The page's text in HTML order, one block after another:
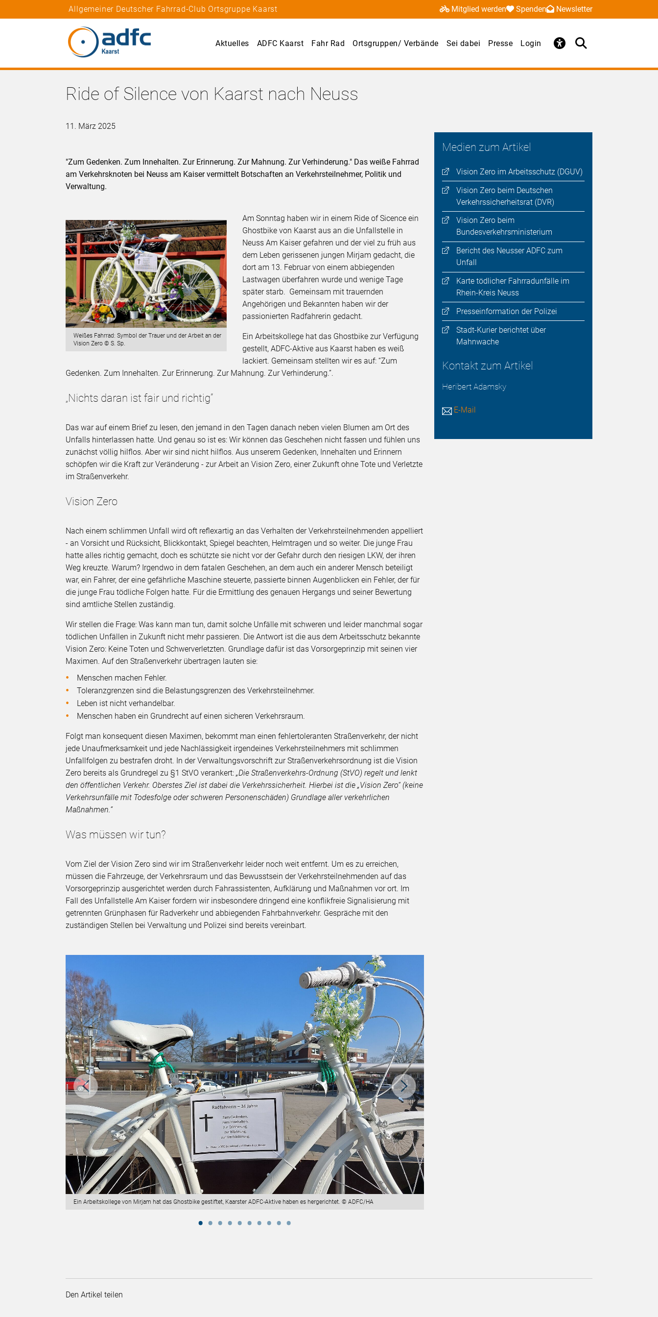
Allgemeiner Deutscher Fahrrad-Club Ortsgruppe Kaarst Mitglied werden Spenden Newsletter
Aktuelles ADFC Kaarst Fahr Rad Ortsgruppen/ Verbände Sei dabei Presse Login
Ride of Silence von Kaarst nach Neuss
11. März 2025
Medien zum Artikel
Vision Zero im Arbeitsschutz (DGUV)
Vision Zero beim Deutschen
Verkehrssicherheitsrat (DVR)
Vision Zero beim
Bundesverkehrsministerium
Bericht des Neusser ADFC zum
Unfall
Karte tödlicher Fahrradunfälle im
Rhein-Kreis Neuss
Presseinformation der Polizei
Stadt-Kurier berichtet über
Mahnwache
Kontakt zum Artikel
Heribert Adamsky
E-Mail
"Zum Gedenken. Zum Innehalten. Zur Erinnerung. Zur Mahnung. Zur Verhinderung." Das weiße Fahrrad
am Verkehrsknoten bei Neuss am Kaiser vermittelt Botschaften an Verkehrsteilnehmer, Politik und
Verwaltung.
Weißes Fahrrad: Symbol der Trauer und der Arbeit an der
Vision Zero © S. Sp.
Am Sonntag haben wir in einem Ride of Sicence ein
Ghostbike von Kaarst aus an die Unfallstelle in
Neuss Am Kaiser gefahren und der viel zu früh aus
dem Leben gerissenen jungen Mirjam gedacht, die
dort am 13. Februar von einem abbiegenden
Lastwagen überfahren wurde und wenige Tage
später starb. Gemeinsam mit trauernden
Angehörigen und Bekannten haben wir der
passionierten Radfahrerin gedacht.
Ein Arbeitskollege hat das Ghostbike zur Verfügung
gestellt, ADFC-Aktive aus Kaarst haben es weiß
lackiert. Gemeinsam stellten wir es auf: “Zum
Gedenken. Zum Innehalten. Zur Erinnerung. Zur Mahnung. Zur Verhinderung.”.
„Nichts daran ist fair und richtig”
Das war auf einem Brief zu lesen, den jemand in den Tagen danach neben vielen Blumen am Ort des
Unfalls hinterlassen hatte. Und genau so ist es: Wir können das Geschehen nicht fassen und fühlen uns
zunächst völlig hilflos. Aber wir sind nicht hilflos. Aus unserem Gedenken, Innehalten und Erinnern
schöpfen wir die Kraft zur Veränderung - zur Arbeit an Vision Zero, einer Zukunft ohne Tote und Verletzte
im Straßenverkehr.
Vision Zero
Nach einem schlimmen Unfall wird oft reflexartig an das Verhalten der Verkehrsteilnehmenden appelliert
- an Vorsicht und Rücksicht, Blickkontakt, Spiegel beachten, Helmtragen und so weiter. Die junge Frau
hatte alles richtig gemacht, doch es schützte sie nicht vor der Gefahr durch den riesigen LKW, der ihren
Weg kreuzte. Warum? Irgendwo in dem fatalen Geschehen, an dem auch ein anderer Mensch beteiligt
war, ein Fahrer, der eine gefährliche Maschine steuerte, passierte binnen Augenblicken ein Fehler, der für
die junge Frau tödliche Folgen hatte. Für die Ermittlung des genauen Hergangs und seiner Bewertung
sind amtliche Stellen zuständig.
Wir stellen die Frage: Was kann man tun, damit solche Unfälle mit schweren und leider manchmal sogar
tödlichen Unfällen in Zukunft nicht mehr passieren. Die Antwort ist die aus dem Arbeitsschutz bekannte
Vision Zero: Keine Toten und Schwerverletzten. Grundlage dafür ist das Vorsorgeprinzip mit seinen vier
Maximen. Auf den Straßenverkehr übertragen lauten sie:
Menschen machen Fehler.
Toleranzgrenzen sind die Belastungsgrenzen des Verkehrsteilnehmer.
Leben ist nicht verhandelbar.
Menschen haben ein Grundrecht auf einen sicheren Verkehrsraum.
Folgt man konsequent diesen Maximen, bekommt man einen fehlertoleranten Straßenverkehr, der nicht
jede Unaufmerksamkeit und jede Nachlässigkeit irgendeines Verkehrsteilnehmers mit schlimmen
Unfallfolgen zu bestrafen droht. In der Verwaltungsvorschrift zur Straßenverkehrsordnung ist die Vision
Zero bereits als Grundregel zu §1 StVO verankert:„Die Straßenverkehrs-Ordnung (StVO) regelt und lenkt
den öffentlichen Verkehr. Oberstes Ziel ist dabei die Verkehrssicherheit. Hierbei ist die „Vision Zero“ (keine
Verkehrsunfälle mit Todesfolge oder schweren Personenschäden) Grundlage aller verkehrlichen
Maßnahmen.”
Was müssen wir tun?
Vom Ziel der Vision Zero sind wir im Straßenverkehr leider noch weit entfernt. Um es zu erreichen,
müssen die Fahrzeuge, der Verkehrsraum und das Bewusstsein der Verkehrsteilnehmenden auf das
Vorsorgeprinzip ausgerichtet werden durch Fahrassistenten, Aufklärung und Maßnahmen vor ort. Im
Fall des Unfallstelle Am Kaiser fordern wir insbesondere dringend eine konflikfreie Signalisierung mit
getrennten Grünphasen für Radverkehr und abbiegenden Fahrbahnverkehr. Gespräche mit den
zuständigen Stellen bei Verwaltung und Polizei sind bereits vereinbart.
Ein Arbeitskollege von Mirjam hat das Ghostbike gestiftet, Kaarster ADFC-Aktive haben es hergerichtet. © ADFC/HA
Den Artikel teilen